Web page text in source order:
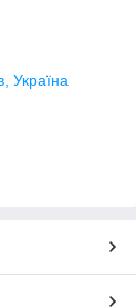
Україна